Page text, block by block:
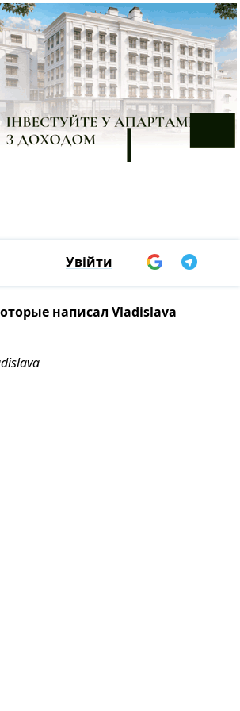
Увійти
написал Vladislava